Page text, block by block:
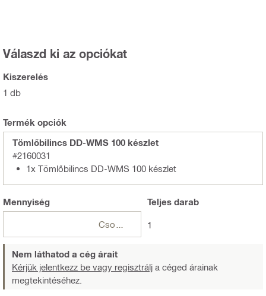
Válaszd ki az opciókat
Kiszerelés
1 db
Termék opciók
Tömlőbilincs DD-WMS 100 készlet
#2160031
1x Tömlőbilincs DD-WMS 100 készlet
Mennyiség Teljesdarab
1
Nem láthatod a cég árait
Kérjük jelentkezz be vagy regisztrálj a céged árainak
megtekintéséhez.